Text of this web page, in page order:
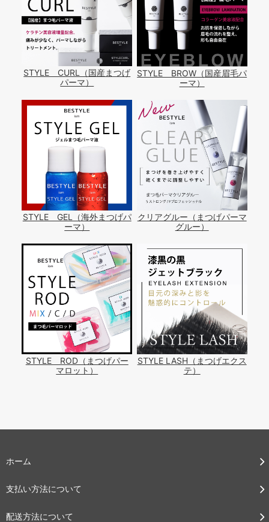
STYLE CURL（国産まつげ
パーマ）
STYLE BROW（国産眉毛パ
ーマ）
STYLE GEL（海外まつげパ
ーマ）
クリアグルー（まつげパーマ
グルー）
STYLE ROD（まつげパー
マロット）
STYLE LASH（まつげエクス
テ）
ホーム
支払い方法について
配送方法について